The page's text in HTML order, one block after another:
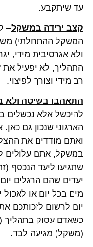
עד שיתקבע.
קצב ירידה במשקל–
המשקל ההתחלתי)
ולא אגרסיבית מידי,
התהליך, לא יפעיל את
רב מידי וצורך לפיצוי.
התאהבו בשיטה ולא
להיכשל אלא נכשלים
הארגוני שנכון גם
ואתם מודדים את
במשקל, אתם עלולים
שתגיעו ליעד הנכסף
מים בכל יום או לאכול
יום לרשום לזכותכם
כשאדם עסוק בתהליך
(משקל) מגיעה לבד.